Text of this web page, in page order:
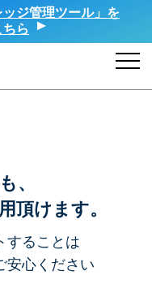
ッジ管理ツール」を
ら
、
頂けます。
することは
安心ください